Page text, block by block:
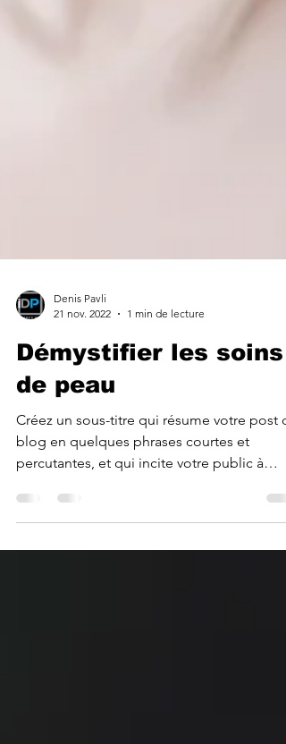
21 nov. 2022
1 min de lecture
Démystifier les soins
de peau
Créez un sous-titre qui résume votre post
blog en quelques phrases courtes et
percutantes, et qui incite votre public à